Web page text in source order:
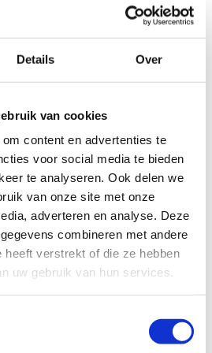
Details Over
van cookies
content en advertenties te
voor social media te bieden
te analyseren. Ook delen we
van onze site met onze
adverteren en analyse. Deze
combineren met andere
heeft verstrekt of die ze hebben
uw gebruik van hun services.
deze route?
de kwaliteit van de routes in kaart
te leiden naar de
vind je tips om een
te schrijven. Respecteer je
kunnen wij beslissen jouw
Wij behouden ons het recht
aan te brengen in het